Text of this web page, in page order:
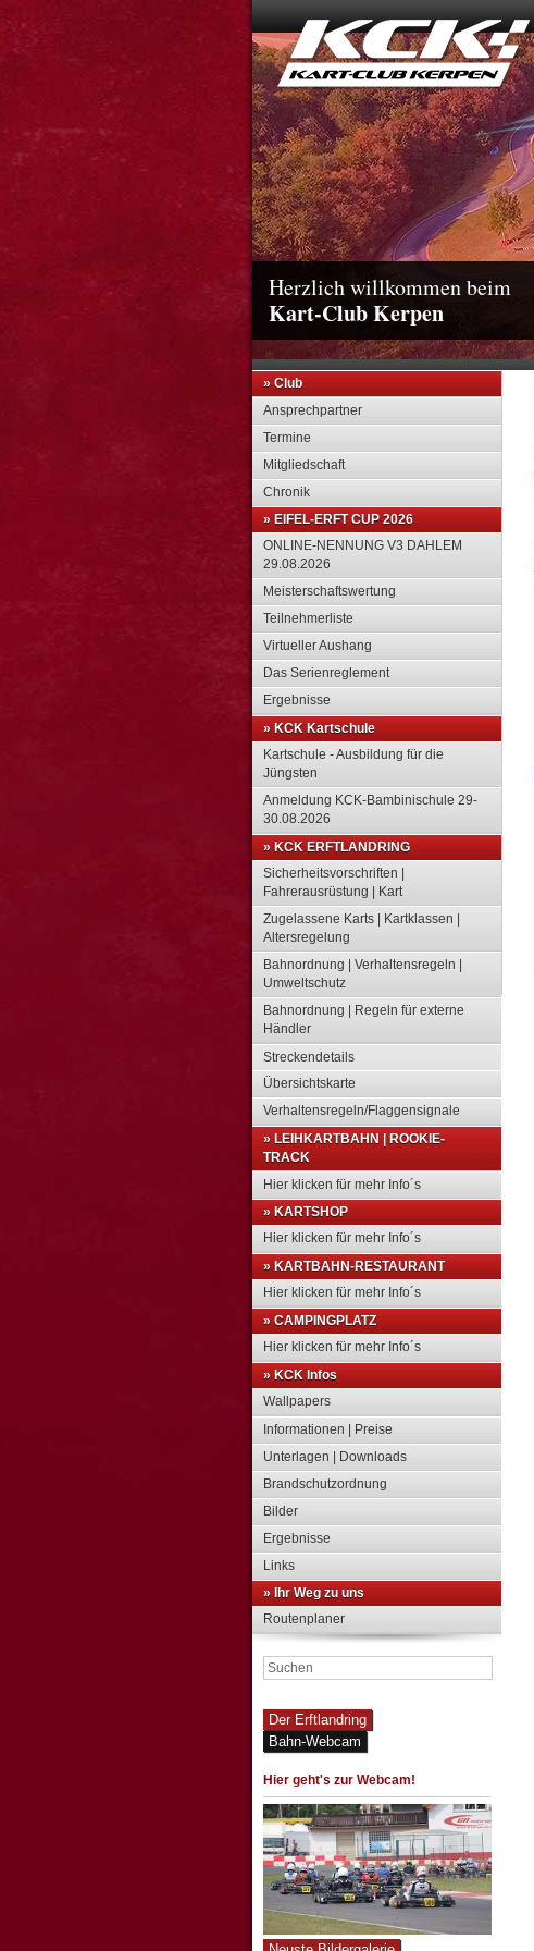
Herzlich willkommen beim
Kart-Club Kerpen
» Club
Ansprechpartner
Termine
Mitgliedschaft
Chronik
» EIFEL-ERFT CUP 2026
ONLINE-NENNUNG V3 DAHLEM
29.08.2026
Meisterschaftswertung
Teilnehmerliste
Virtueller Aushang
Das Serienreglement
Ergebnisse
» KCK Kartschule
Kartschule - Ausbildung für die
Jüngsten
Anmeldung KCK-Bambinischule 29-
30.08.2026
» KCK ERFTLANDRING
Sicherheitsvorschriften |
Fahrerausrüstung | Kart
Zugelassene Karts | Kartklassen |
Altersregelung
Bahnordnung | Verhaltensregeln |
Umweltschutz
Bahnordnung | Regeln für externe
Händler
Streckendetails
Übersichtskarte
Verhaltensregeln/Flaggensignale
» LEIHKARTBAHN | ROOKIE-
TRACK
Hier klicken für mehr Info´s
» KARTSHOP
Hier klicken für mehr Info´s
» KARTBAHN-RESTAURANT
Hier klicken für mehr Info´s
» CAMPINGPLATZ
Hier klicken für mehr Info´s
» KCK Infos
Wallpapers
Informationen | Preise
Unterlagen | Downloads
Brandschutzordnung
Bilder
Ergebnisse
Links
» Ihr Weg zu uns
Routenplaner
Der Erftlandring
Bahn-Webcam
Hier geht's zur Webcam!